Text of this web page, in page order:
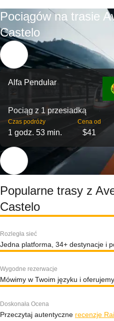
Pociągów na trasie
Castelo
Alfa Pendular
Pociąg z 1 przesiadką
Czas podróży
1 godz. 53 min.
Cena od
$41
Popularne trasy z
Castelo
Rozległa sieć
Jedna platforma, 34+ destynacje i
Wygodne rezerwacje
Mówimy w Twoim języku i
Doskonała Ocena
Przeczytaj autentyczne recenzje